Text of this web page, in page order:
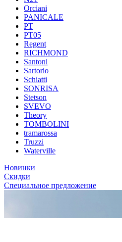
Orciani
PANICALE
PT
PT05
Regent
RICHMOND
Santoni
Sartorio
Schiatti
SONRISA
Stetson
SVEVO
Theory
TOMBOLINI
tramarossa
Truzzi
Waterville
Новинки
Скидки
Специальное предложение